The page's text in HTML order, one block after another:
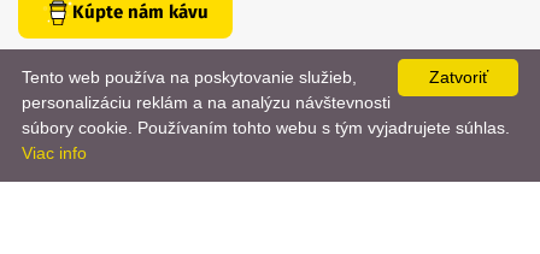
Kúpte nám kávu
📨
Zatvoriť
Tento web používa na poskytovanie služieb,
personalizáciu reklám a na analýzu návštevnosti
súbory cookie. Používaním tohto webu s tým vyjadrujete súhlas.
Viac info